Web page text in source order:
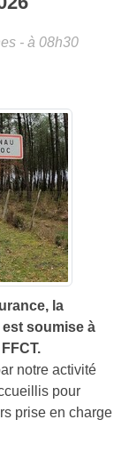
- à 08h30
la
soumise à
notre activité
pour
prise en charge